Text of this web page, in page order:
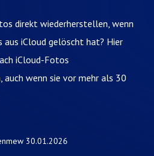
direkt wiederherstellen, wenn
iCloud gelöscht hat? Hier
iCloud-Fotos
wenn sie vor mehr als 30
30.01.2026